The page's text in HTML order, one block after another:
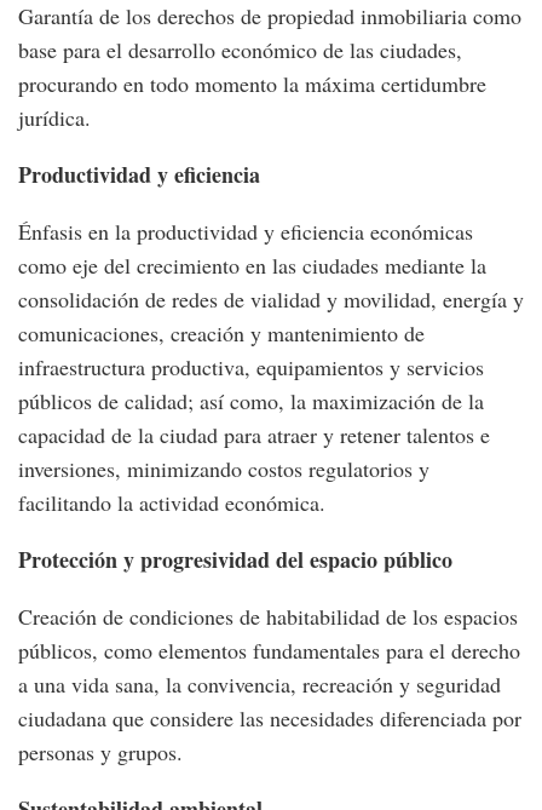
Garantía de los derechos de propiedad inmobiliaria como
base para el desarrollo económico de las ciudades,
procurando en todo momento la máxima certidumbre
jurídica.
Productividad y eficiencia
Énfasis en la productividad y eficiencia económicas
como eje del crecimiento en las ciudades mediante la
consolidación de redes de vialidad y movilidad, energía y
comunicaciones, creación y mantenimiento de
infraestructura productiva, equipamientos y servicios
públicos de calidad; así como, la maximización de la
capacidad de la ciudad para atraer y retener talentos e
inversiones, minimizando costos regulatorios y
facilitando la actividad económica.
Protección y progresividad del espacio público
Creación de condiciones de habitabilidad de los espacios
públicos, como elementos fundamentales para el derecho
a una vida sana, la convivencia, recreación y seguridad
ciudadana que considere las necesidades diferenciada por
personas y grupos.